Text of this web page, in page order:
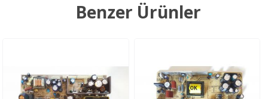
Benzer Ürünler